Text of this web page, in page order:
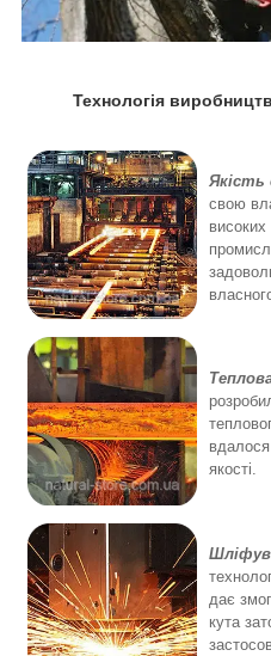
Технологія
Якість
свою
якості.
дає
кута